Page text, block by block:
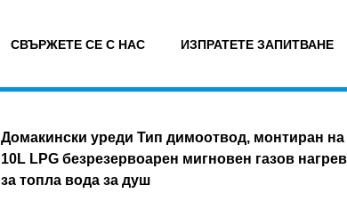
СВЪРЖЕТЕ СЕ С НАС ИЗПРАТЕТЕ ЗАПИТВАНЕ
Домакински уреди Тип димоотвод, монтиран на
10L LPG безрезервоарен мигновен газов
за топла вода за душ